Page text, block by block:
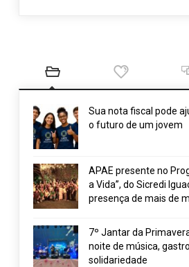
Sua nota fiscal pode
o futuro de um jovem
APAE presente no
a Vida”, do Sicredi
presença de mais de
7º Jantar da
noite de música,
solidariedade